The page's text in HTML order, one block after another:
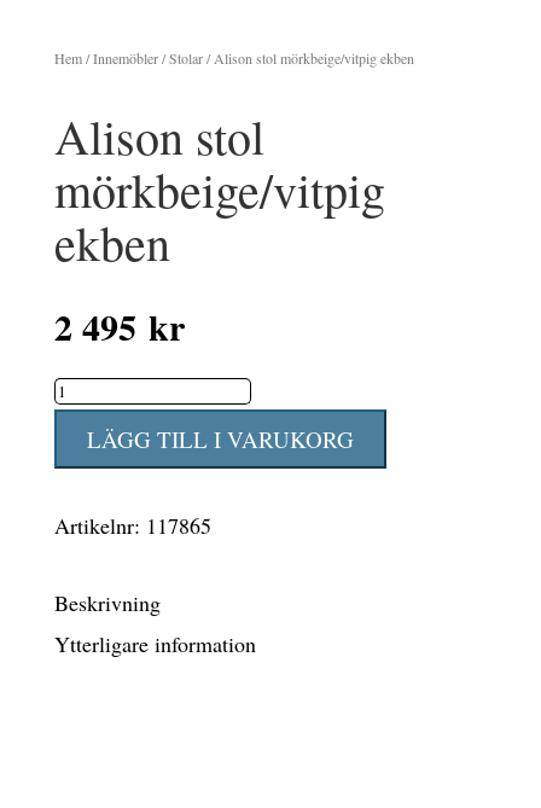
Hem/Innemöbler/Stolar/ Alison stol mörkbeige/vitpig ekben
Alison stol
mörkbeige/vitpig
ekben
2 495 kr
Alison
mörkbeige/vitpig
LÄGG TILL I VARUKORG
Artikelnr: 117865
Beskrivning
Ytterligare information